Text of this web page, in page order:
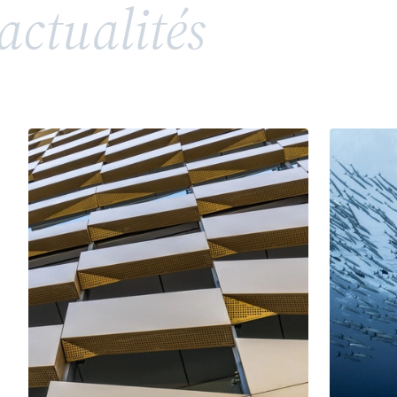
répandue, soulève toutefois des enjeux juridiques
complexes en matière de propriété intellectuelle
même famille, l’utilisation d’un patronyme comme
marque nécessite une vigilance particulière.